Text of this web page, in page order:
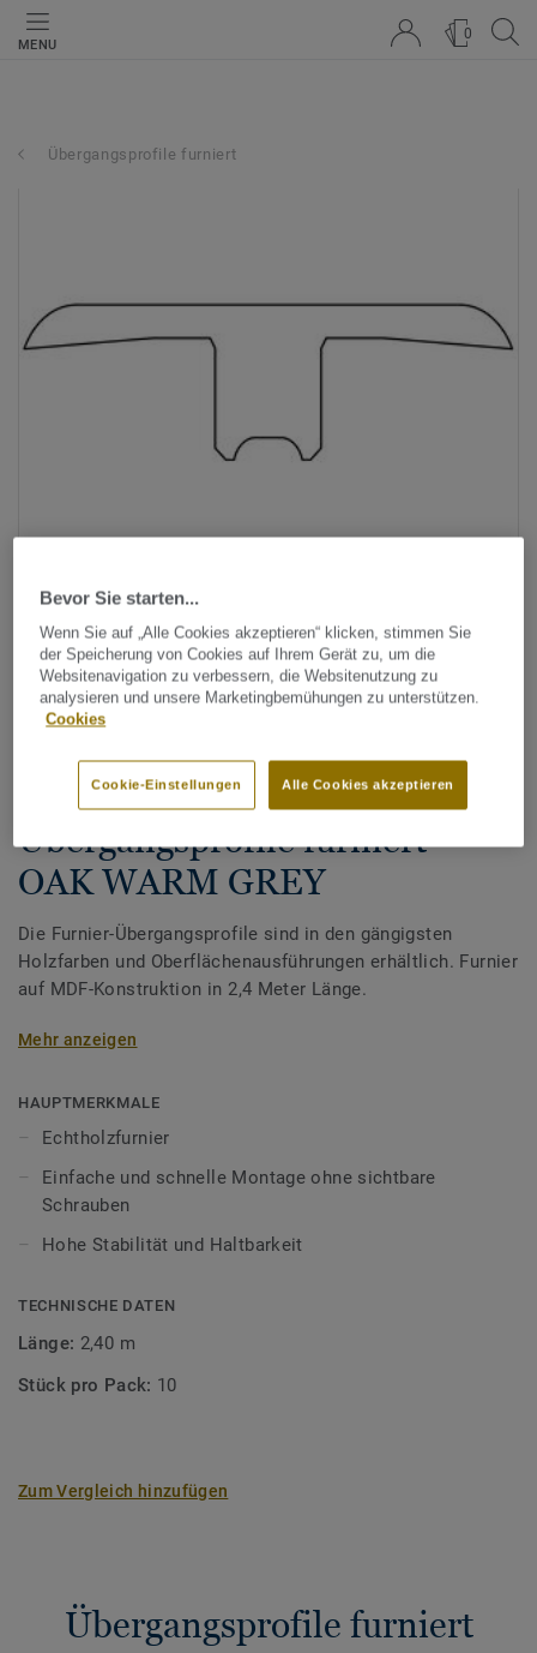
MENU
0
Übergangsprofile furniert
Tarkett Zubehör Komplettsortiment
Übergangsprofile furniert -
OAK WARM GREY
Die Furnier-Übergangsprofile sind in den gängigsten
Holzfarben und Oberflächenausführungen erhältlich. Furnier
auf MDF-Konstruktion in 2,4 Meter Länge.
Geeignet zur Überbrückung von 13-16 mm dicken
und Struktur können auftreten.
Mehr anzeigen
HAUPTMERKMALE
Echtholzfurnier
Einfache und schnelle Montage ohne sichtbare
Schrauben
Hohe Stabilität und Haltbarkeit
TECHNISCHE DATEN
Länge: 2,40 m
Stück pro Pack: 10
Zum Vergleich hinzufügen
Übergangsprofile furniert
Bevor Sie starten...
Wenn Sie auf „Alle Cookies akzeptieren“ klicken, stimmen Sie
der Speicherung von Cookies auf Ihrem Gerät zu, um die
Websitenavigation zu verbessern, die Websitenutzung zu
analysieren und unsere Marketingbemühungen zu unterstützen.
Cookies
Alle Cookies akzeptieren
Cookie-Einstellungen